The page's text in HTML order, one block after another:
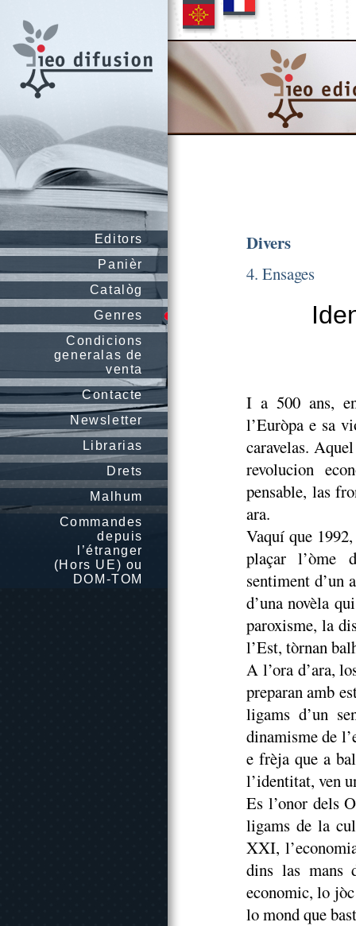
Editors
Panièr
Catalòg
Genres
Condicions
generalas de
venta
Contacte
Newsletter
Librarias
Drets
Malhum
Commandes
depuis
l’étranger
(Hors UE) ou
DOM-TOM
Divers
4. Ensages
I a 500 ans,
l’Euròpa e sa
caravelas.
revolucion
pensable, las
ara.
Vaquí que
plaçar l’òme
sentiment d’un
d’una novèla
paroxisme, la
l’Est, tòrnan
A l’ora d’ara,
preparan amb
ligams d’un
dinamisme de
e frèja que a
l’identitat, ven
Es l’onor dels
ligams de la
XXI,
dins las mans
economic, lo
lo mond que